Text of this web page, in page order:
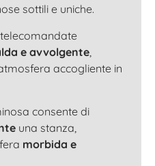
sottili e uniche.
e avvolgente
accogliente in
consente di
una stanza,
morbida e